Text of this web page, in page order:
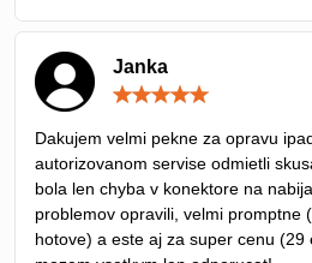
Janka
5
Dakujem velmi pekne za opravu
autorizovanom servise odmietli
bola len chyba v konektore na
problemov opravili, velmi promptne
hotove) a este aj za super cenu (29